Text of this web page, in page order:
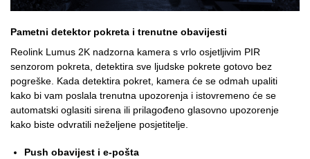
Pametni detektor pokreta i trenutne obavijesti
Reolink Lumus 2K nadzorna kamera s vrlo osjetljivim PIR
senzorom pokreta, detektira sve ljudske pokrete gotovo bez
pogreške. Kada detektira pokret, kamera će se odmah upaliti
kako bi vam poslala trenutna upozorenja i istovremeno će se
automatski oglasiti sirena ili prilagođeno glasovno upozorenje
kako biste odvratili neželjene posjetitelje.
Push obavijest i e-pošta